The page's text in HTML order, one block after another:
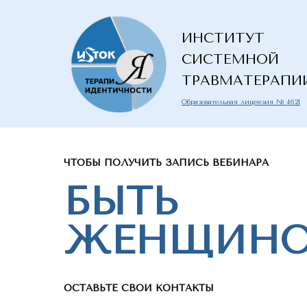
ОСТАВЬТЕ СВОИ КОНТАКТЫ
ЧТОБЫ ПОЛУЧИТЬ ЗАПИСЬ ВЕБИНАРА
БЫТЬ
ИНСТИТУТ
СИСТЕМНОЙ
Образовательная лицензия № 4621